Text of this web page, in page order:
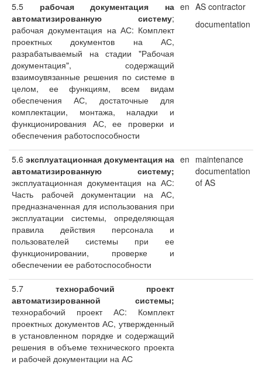
5.5 рабочая
документация на
автоматизированную систему;
рабочая документация на АС: Комплект
проектных документов на АС,
разрабатываемый на стадии "Рабочая
документация", содержащий
взаимоувязанные решения по системе в
целом, ее функциям, всем видам
обеспечения АС, достаточные для
комплектации, монтажа, наладки и
функционирования АС, ее проверки и
обеспечения работоспособности
en AS contractor
documentation
5.6 эксплуатационная документация на
автоматизированную систему;
эксплуатационная документация на АС:
Часть рабочей документации на АС,
предназначенная для использования при
эксплуатации системы, определяющая
правила действия персонала и
пользователей системы при ее
функционировании, проверке и
обеспечении ее работоспособности
en maintenance
documentation
of AS
5.7 технорабочий проект
автоматизированной системы;
технорабочий проект АС: Комплект
проектных документов АС, утвержденный
в установленном порядке и содержащий
решения в объеме технического проекта
и рабочей документации на АС